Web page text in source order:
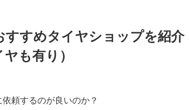
すめタイヤショップを紹介
も有り）
頼するのが良いのか？